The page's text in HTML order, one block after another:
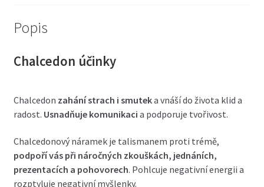
Popis
Chalcedon účinky
Chalcedon zahání strach i smuteka vnáší do života klid a
radost. Usnadňuje komunikaci a podporuje tvořivost.
Chalcedonový náramek je talismanem proti trémě,
podpoří vás při náročných zkouškách, jednáních,
prezentacích a pohovorech. Pohlcuje negativní energii a
rozptyluje negativní myšlenky.